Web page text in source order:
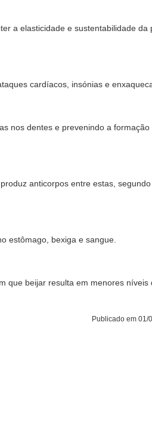
a elasticidade e sustentabilidade da
cardíacos, insónias e
nos dentes e prevenindo a formação
anticorpos entre estas,
estômago, bexiga e sangue.
que beijar resulta em menores níveis
Publicado em 01/